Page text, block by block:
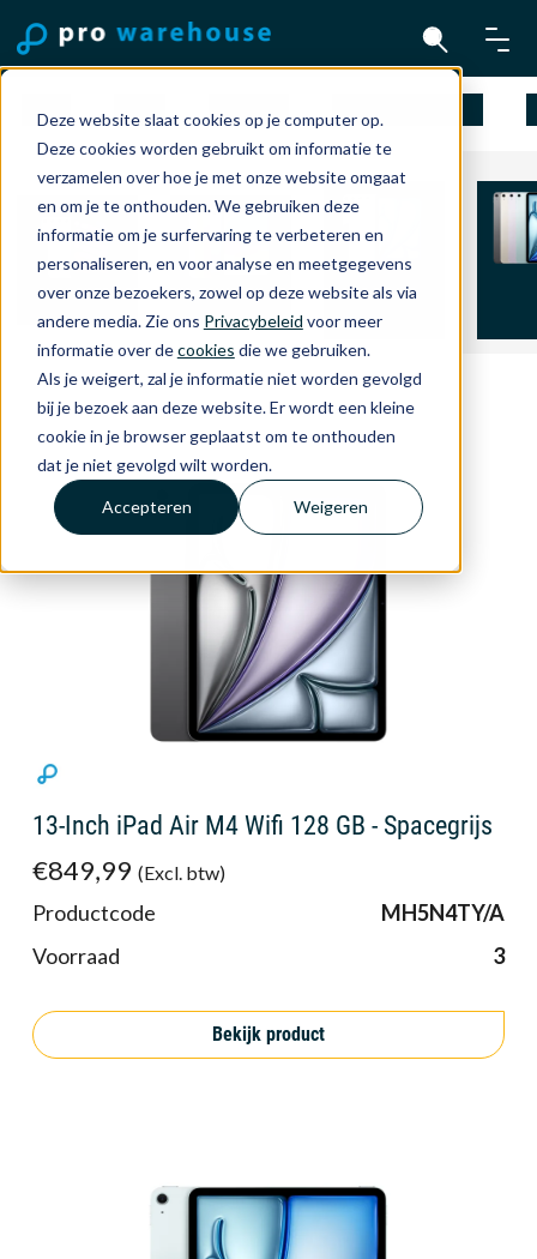
Deze website slaat cookies op je computer op.
Deze cookies worden gebruikt om informatie te
verzamelen over hoe je met onze website omgaat
en om je te onthouden. We gebruiken deze
informatie om je surfervaring te verbeteren en
personaliseren, en voor analyse en meetgegevens
over onze bezoekers, zowel op deze website als via
andere media. Zie ons Privacybeleid voor meer
informatie over decookies die we gebruiken.
Als je weigert, zal je informatie niet worden gevolgd
bij je bezoek aan deze website. Er wordt een kleine
cookie in je browser geplaatst om te onthouden
dat je niet gevolgd wilt worden.
Accepteren Weigeren
Mac iPad iPhone Apple Watch
iPad mini iPad 11 inch
iPad Air 11
inch
13-Inch iPad Air M4 Wifi 128 GB - Spacegrijs
€849,99 (Excl. btw)
Productcode
MH5N4TY/A
Voorraad
3
Bekijk product